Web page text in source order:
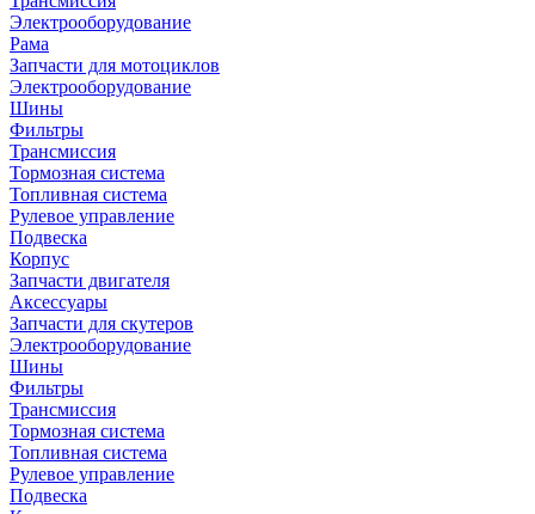
Электрооборудование
Рама
Запчасти для мотоциклов
Электрооборудование
Шины
Фильтры
Трансмиссия
Тормозная система
Топливная система
Рулевое управление
Подвеска
Корпус
Запчасти двигателя
Аксессуары
Запчасти для скутеров
Электрооборудование
Шины
Фильтры
Трансмиссия
Тормозная система
Топливная система
Рулевое управление
Подвеска